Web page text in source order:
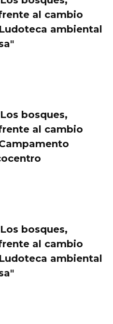
al cambio
ambiental
bosques,
al cambio
bosques,
al cambio
ambiental